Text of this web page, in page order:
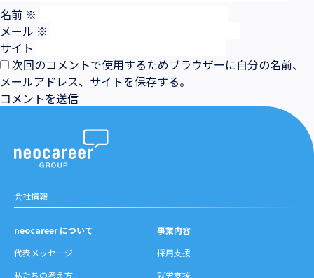
名前 ※
メール ※
サイト
次回のコメントで使用するためブラウザーに自分の名前、
メールアドレス、サイトを保存する。
会社情報
neocareer について
代表メッセージ
私たちの考え方
事業内容
採用支援
就労支援